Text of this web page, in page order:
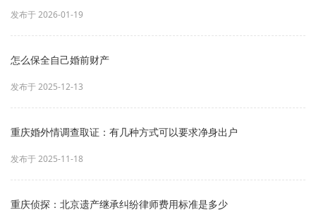
发布于 2026-01-19
怎么保全自己婚前财产
发布于 2025-12-13
重庆婚外情调查取证：有几种方式可以要求净身出户
发布于 2025-11-18
重庆侦探：北京遗产继承纠纷律师费用标准是多少